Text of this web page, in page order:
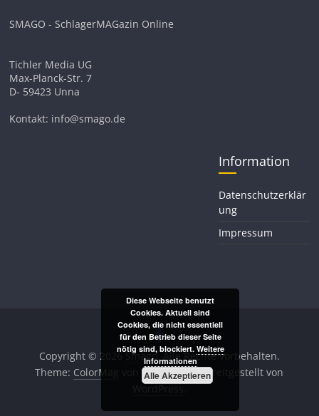
SMAGO - SchlagerMAGazin Online
Tichler Media UG
Max-Planck-Str. 7
D- 59423 Unna
Kontakt: info@smago.de
Information
Datenschutzerklär
ung
Impressum
Copyright © 2026Smago. Alle Rechte vorbehalten.
Theme: ColorMag
von ThemeGrill. Bereitgestellt von
WordPress.
Diese Webseite benutzt
Cookies. Aktuell sind
Cookies, die nicht essentiell
für den Betrieb dieser Seite
nötig sind, blockiert. Weitere
Informationen
Alle Akzeptieren